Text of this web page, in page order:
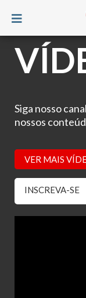
Siga nosso
nossos
VER MAIS
INSCREVA-SE